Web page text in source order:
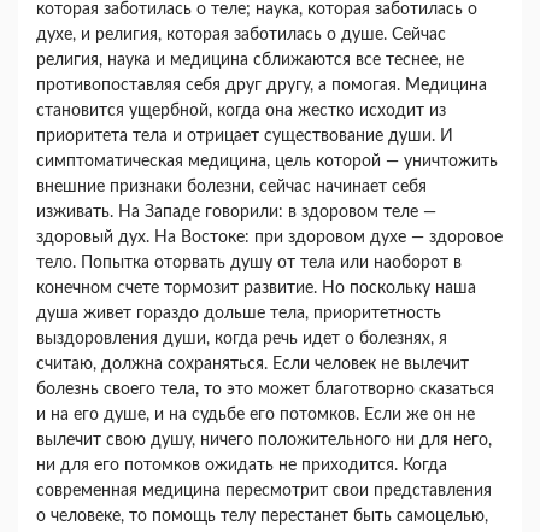
которая заботилась о теле; наука, которая заботилась о
духе, и религия, которая заботилась о душе. Сейчас
религия, наука и медицина сбли­жаются все теснее, не
противопоставляя себя друг другу, а помогая. Медицина
становится ущербной, когда она жестко исходит из
приоритета тела и от­рицает существование души. И
симптоматическая медицина, цель которой — уничтожить
внешние признаки болезни, сейчас начинает себя
изживать. На Западе говорили: в здоровом теле —
здоровый дух. На Востоке: при здоровом духе — здоровое
тело. Попытка оторвать душу от тела или наобо­рот в
конечном счете тормозит развитие. Но по­скольку наша
душа живет гораздо дольше тела, приоритетность
выздоровления души, когда речь идет о болезнях, я
считаю, должна сохраняться. Если человек не вылечит
болезнь своего тела, то это может благотворно сказаться
и на его душе, и на судьбе его потомков. Если же он не
вылечит свою душу, ничего положительного ни для него,
ни для его потомков ожидать не приходится. Ко­гда
современная медицина пересмотрит свои пред­ставления
о человеке, то помощь телу перестанет быть самоцелью,